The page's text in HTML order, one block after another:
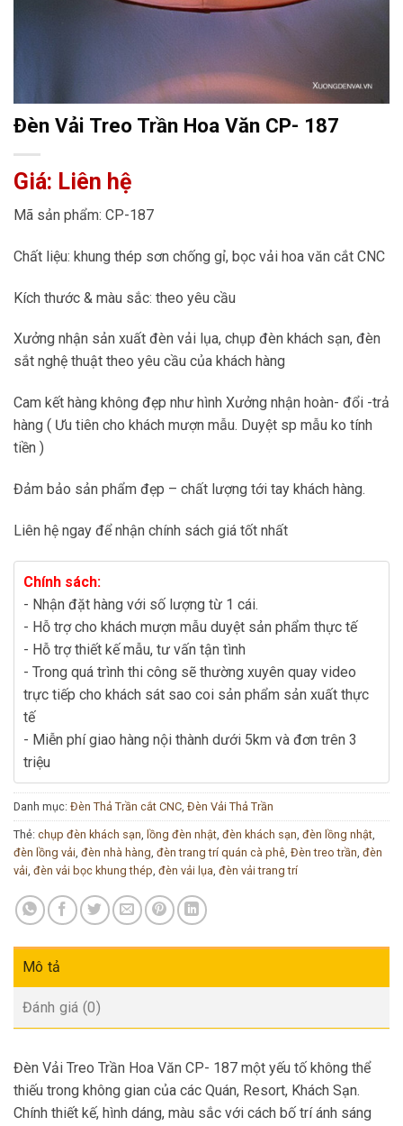
Đèn Vải Treo Trần Hoa Văn CP- 187
Giá: Liên hệ
Mã sản phẩm: CP-187
Chất liệu: khung thép sơn chống gỉ, bọc vải hoa văn cắt CNC
Kích thước & màu sắc: theo yêu cầu
Xưởng nhận sản xuất đèn vải lụa, chụp đèn khách sạn, đèn
sắt nghệ thuật theo yêu cầu của khách hàng
Cam kết hàng không đẹp như hình Xưởng nhận hoàn- đổi -trả
hàng ( Ưu tiên cho khách mượn mẫu. Duyệt sp mẫu ko tính
tiền )
Đảm bảo sản phẩm đẹp – chất lượng tới tay khách hàng.
Liên hệ ngay để nhận chính sách giá tốt nhất
Chính sách:
- Nhận đặt hàng với số lượng từ 1 cái.
- Hỗ trợ cho khách mượn mẫu duyệt sản phẩm thực tế
- Hỗ trợ thiết kế mẫu, tư vấn tận tình
- Trong quá trình thi công sẽ thường xuyên quay video
trực tiếp cho khách sát sao coi sản phẩm sản xuất thực
tế
- Miễn phí giao hàng nội thành dưới 5km và đơn trên 3
triệu
Danh mục: Đèn Thả Trần cắt CNC Đèn Vải Thả Trần
Thẻ: chụp đèn khách sạn lồng đèn nhật đèn khách sạn đèn lồng nhật
đèn lồng vải đèn nhà hàng đèn trang trí quán cà phê Đèn treo trần đèn
vải đèn vải bọc khung thép đèn vải lụa đèn vải trang trí
Mô tả
Đánh giá (0)
Đèn Vải Treo Trần Hoa Văn CP- 187 một yếu tố không thể
thiếu trong không gian của các Quán, Resort, Khách Sạn.
Chính thiết kế, hình dáng, màu sắc với cách bố trí ánh sáng